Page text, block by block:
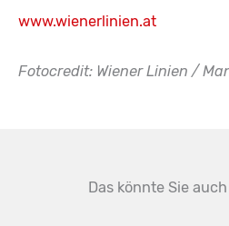
www.wienerlinien.at
Fotocredit: Wiener Linien /
Das könnte Sie